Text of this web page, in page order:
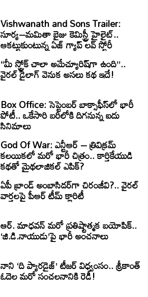
Vishwanath and Sons Trailer:
సూర్య–మమితా బైజు కెమిస్ట్రీ హైలైట్..
ఆకట్టుకుంటున్న ఏజ్ గ్యాప్ లవ్ స్టోరీ
“మీ స్ట్రోక్ చాలా అమేచ్యూరిష్‌గా ఉంది”..
వైరల్ డైలాగ్ వెనుక అసలు కథ ఇదే!
Box Office: సెప్టెంబర్ బాక్సాఫీస్‌లో భారీ
పోటీ.. ఒకేసారి బరిలోకి దిగనున్న ఐదు
సినిమాలు
God Of War: ఎన్టీఆర్ – త్రివిక్రమ్
కలయికలో మరో భారీ చిత్రం.. కార్తికేయుడి
కథతో మైథలాజికల్ ఎపిక్?
ఏపీ బ్రాండ్ అంబాసిడర్‌గా చిరంజీవి?.. వైరల్
వార్తలపై పీఆర్ టీమ్ క్లారిటీ
ఆర్. మాధవన్ మరో ప్రతిష్టాత్మక బయోపిక్..
‘జి.డి.నాయుడు’పై భారీ అంచనాలు
నాని ‘ది ప్యారడైజ్’ టీజర్ విధ్వంసం.. శ్రీకాంత్
ఓదెల మరో సంచలనానికి రెడీ!